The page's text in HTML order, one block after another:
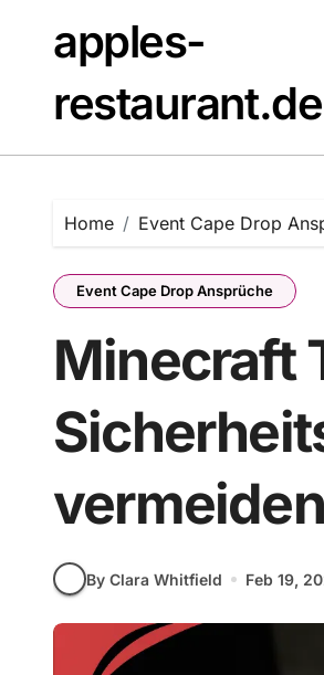
contentapples-
restaurant.de
Home Event Cape Drop
Event Cape Drop Ansprüche
Minecraft
By Clara Whitfield Feb 19,